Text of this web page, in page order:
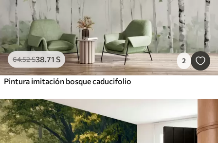
64.52S38.71 S 2
Pintura imitación bosque caducifolio